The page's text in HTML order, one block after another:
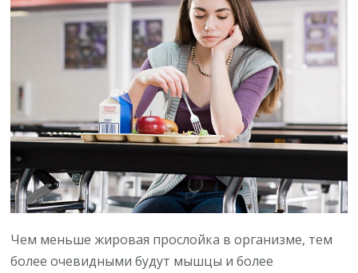
в
питании,
которые
мешают
вам
похудеть
Чем меньше жировая прослойка в организме, тем
более очевидными будут мышцы и более